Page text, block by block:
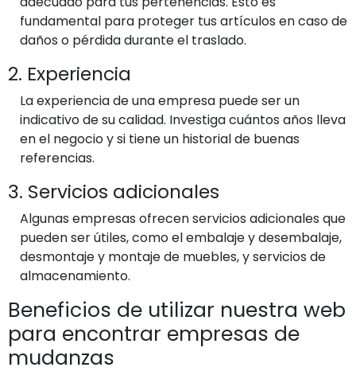
fundamental para proteger tus artículos en caso de
daños o pérdida durante el traslado.
2. Experiencia
La experiencia de una empresa puede ser un
indicativo de su calidad. Investiga cuántos años lleva
en el negocio y si tiene un historial de buenas
referencias.
3. Servicios adicionales
Algunas empresas ofrecen servicios adicionales que
pueden ser útiles, como el embalaje y desembalaje,
desmontaje y montaje de muebles, y servicios de
almacenamiento.
Beneficios de utilizar nuestra web
para encontrar empresas de
mudanzas